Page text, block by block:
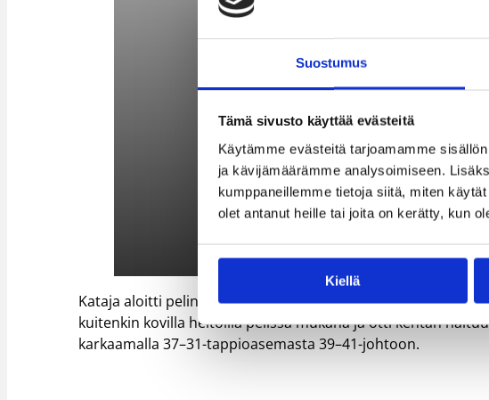
Suostumus
Tämä sivusto käyttää evästeitä
Käytämme evästeitä tarjoamamme
ja kävijämäärämme analysoimiseen.
kumppaneillemme tietoja siitä, miten
olet antanut heille tai joita on kerätty, kun
Kiellä
Kataja aloitti pelin vahvasti ilman loukkaantunutta Sefton
kuitenkin kovilla heitoilla pelissä mukana ja otti kentän
karkaamalla 37–31-tappioasemasta 39–41-johtoon.